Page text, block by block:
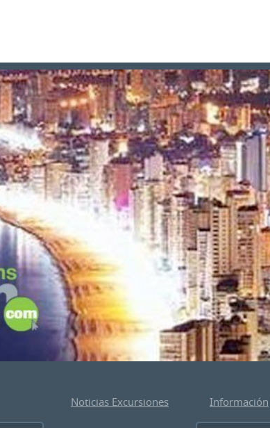
Noticias Excursiones Información